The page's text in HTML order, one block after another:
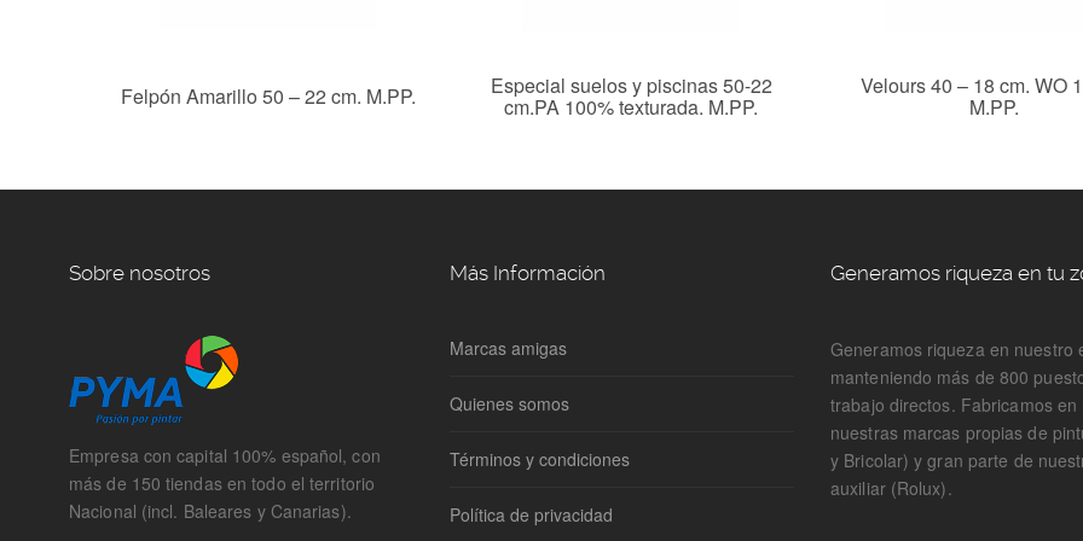
Felpón Amarillo 50 – 22 cm. M.PP. Especial suelos y piscinas 50-22
cm.PA 100% texturada. M.PP.
Velours 40 – 18 cm. WO
M.PP.
Sobre nosotros
Empresa con capital 100% español, con
más de 150 tiendas en todo el territorio
Nacional (incl. Baleares y Canarias).
Más Información
Marcas amigas
Quienes somos
Términos y condiciones
Política de privacidad
Generamos riqueza en tu
Generamos riqueza en nuestro
manteniendo más de 800
trabajo directos. Fabricamos en
nuestras marcas propias de
y Bricolar) y gran parte de
auxiliar (Rolux).